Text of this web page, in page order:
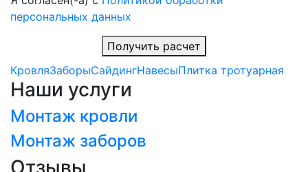
КровляЗаборыСайдингНавесыПлитка тротуарная
персональных данных
Получить расчет
Наши услуги
Монтаж кровли
Монтаж заборов
Отзывы